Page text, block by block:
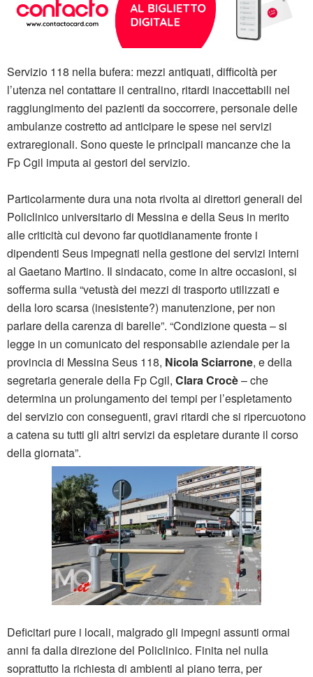
Servizio 118 nella bufera: mezzi antiquati, difficoltà per
l’utenza nel contattare il centralino, ritardi inaccettabili nel
raggiungimento dei pazienti da soccorrere, personale delle
ambulanze costretto ad anticipare le spese nei servizi
extraregionali. Sono queste le principali mancanze che la
Fp Cgil imputa ai gestori del servizio.
Particolarmente dura una nota rivolta ai direttori generali del
Policlinico universitario di Messina e della Seus in merito
alle criticità cui devono far quotidianamente fronte i
dipendenti Seus impegnati nella gestione dei servizi interni
al Gaetano Martino. Il sindacato, come in altre occasioni, si
sofferma sulla “vetustà dei mezzi di trasporto utilizzati e
della loro scarsa (inesistente?) manutenzione, per non
parlare della carenza di barelle”. “Condizione questa – si
legge in un comunicato del responsabile aziendale per la
provincia di Messina Seus 118, Nicola Sciarrone, e della
segretaria generale della Fp Cgil, Clara Crocè– che
determina un prolungamento dei tempi per l’espletamento
del servizio con conseguenti, gravi ritardi che si ripercuotono
a catena su tutti gli altri servizi da espletare durante il corso
della giornata”.
Deficitari pure i locali, malgrado gli impegni assunti ormai
anni fa dalla direzione del Policlinico. Finita nel nulla
soprattutto la richiesta di ambienti al piano terra, per